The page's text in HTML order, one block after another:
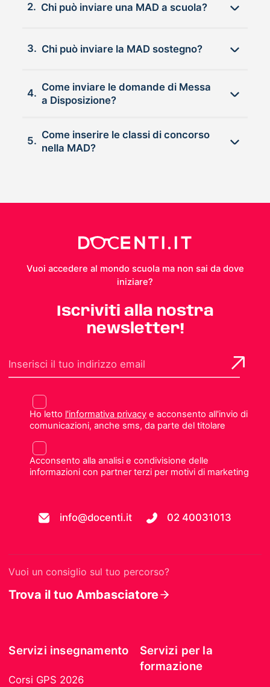
2. Chi può inviare una MAD a scuola?
3. Chi può inviare la MAD sostegno?
4.
Come inviare le domande di Messa
a Disposizione?
5.
Come inserire le classi di concorso
nella MAD?
Vuoi accedere al mondo scuola ma non sai da dove
iniziare?
Iscriviti alla nostra
newsletter!
Ho letto l'informativa privacye acconsento all'invio di
comunicazioni, anche sms, da parte del titolare
Acconsento alla analisi e condivisione delle
informazioni con partner terzi per motivi di marketing
info@docenti.it 02 40031013
Vuoi un consiglio sul tuo percorso?
Trova il tuo Ambasciatore
Servizi insegnamento
Corsi GPS 2026
Servizi per la
formazione